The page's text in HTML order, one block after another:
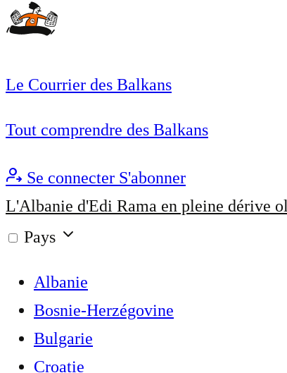
Le Courrier des Balkans
Tout comprendre des Balkans
Se connecter S'abonner
L'Albanie d'Edi Rama en pleine dérive
Pays
Albanie
Bosnie-Herzégovine
Bulgarie
Croatie